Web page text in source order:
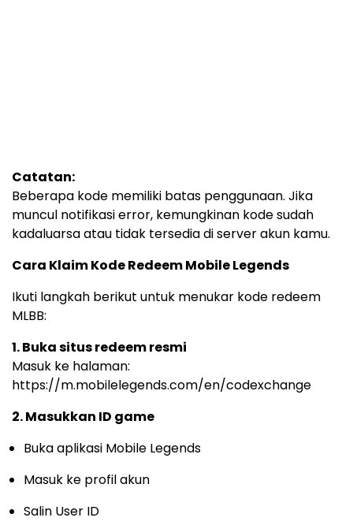
Catatan:
Beberapa kode memiliki batas penggunaan. Jika
muncul notifikasi error, kemungkinan kode sudah
kadaluarsa atau tidak tersedia di server akun kamu.
Cara Klaim Kode Redeem Mobile Legends
Ikuti langkah berikut untuk menukar kode redeem
MLBB:
1. Buka situs redeem resmi
Masuk ke halaman:
https://m.mobilelegends.com/en/codexchange
2. Masukkan ID game
Buka aplikasi Mobile Legends
Masuk ke profil akun
Salin User ID